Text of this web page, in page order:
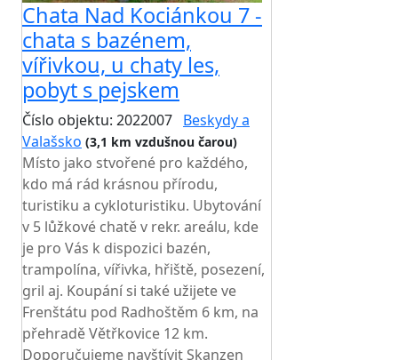
Chata Nad Kociánkou 7 -
chata s bazénem,
vířivkou, u chaty les,
pobyt s pejskem
Číslo objektu: 2022007 Beskydy a
Valašsko (3,1 km vzdušnou čarou)
Místo jako stvořené pro každého,
kdo má rád krásnou přírodu,
turistiku a cykloturistiku. Ubytování
v 5 lůžkové chatě v rekr. areálu, kde
je pro Vás k dispozici bazén,
trampolína, vířivka, hřiště, posezení,
gril aj. Koupání si také užijete ve
Frenštátu pod Radhoštěm 6 km, na
přehradě Větřkovice 12 km.
Doporučujeme navštívit Skanzen